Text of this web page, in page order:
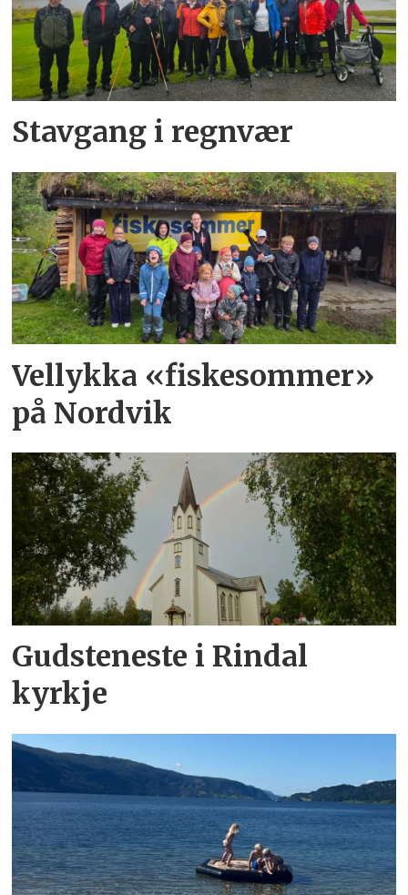
Stavgang i regnvær
Vellykka «fiskesommer»
på Nordvik
Gudsteneste i Rindal
kyrkje